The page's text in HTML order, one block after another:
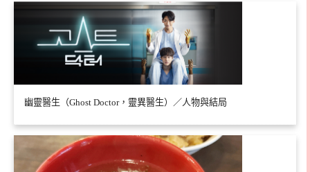
幽靈醫生（Ghost Doctor，靈異醫生）／人物與結局